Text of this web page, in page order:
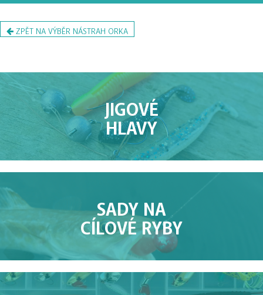
ZPĚT NA VÝBĚR NÁSTRAH ORKA
JIGOVÉ
HLAVY
SADY NA
CÍLOVÉ RYBY